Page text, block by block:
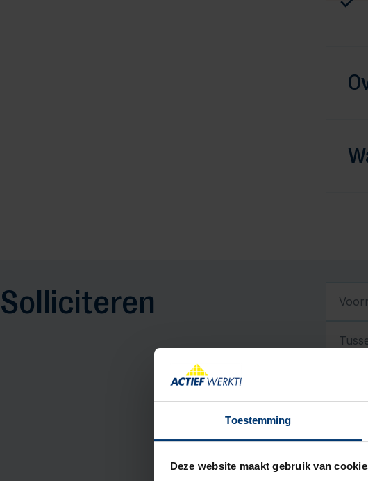
Toestemming
Deze website maakt gebruik van
Solliciteren